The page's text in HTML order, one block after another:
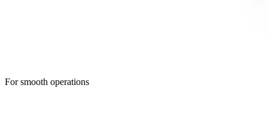
For smooth operations